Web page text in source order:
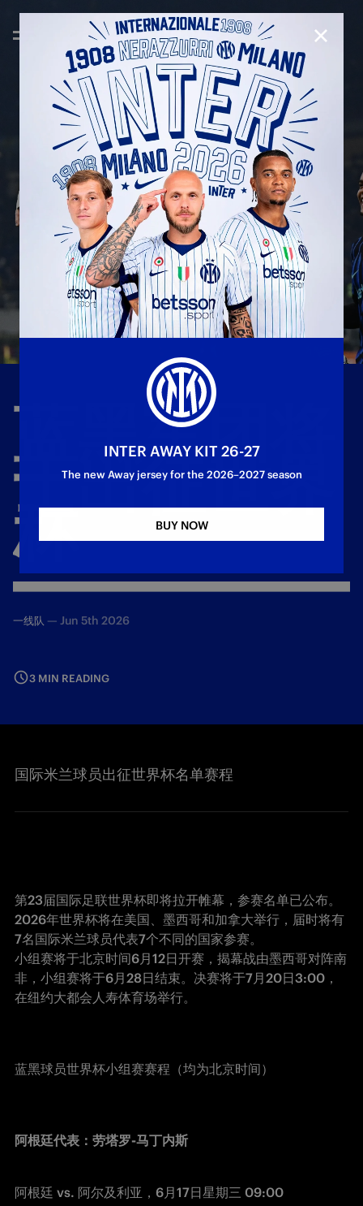
蓝黑军团将
士出征世界
杯
一线队 — Jun 5th 2026
3 MIN READING
国际米兰球员出征世界杯名单赛程
第23届国际足联世界杯即将拉开帷幕，参赛名单已公布。
2026年世界杯将在美国、墨西哥和加拿大举行，届时将有
7名国际米兰球员代表7个不同的国家参赛。
小组赛将于北京时间6月12日开赛，揭幕战由墨西哥对阵南
非，小组赛将于6月28日结束。决赛将于7月20日3:00，
在纽约大都会人寿体育场举行。
蓝黑球员世界杯小组赛赛程（均为北京时间）
阿根廷代表：劳塔罗-马丁内斯
阿根廷 vs. 阿尔及利亚，6月17日星期三 09:00
CLOSE
INTER AWAY KIT 26-27
The new Away jersey for the 2026–2027 season
BUY NOW